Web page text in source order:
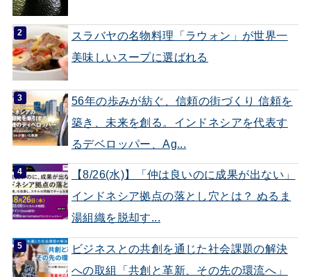
スラバヤの名物料理「ラウォン」が世界一
美味しいスープに選ばれる
56年の歩みが紡ぐ、信頼の街づくり 信頼を
築き、未来を創る。インドネシアを代表す
るデベロッパー、Ag...
【8/26(水)】「仲は良いのに成果が出ない」
インドネシア拠点の落とし穴とは？ ぬるま
湯組織を脱却す...
ビジネスとの共創を通じた社会課題の解決
への取組「共創と革新、その先の環流へ」